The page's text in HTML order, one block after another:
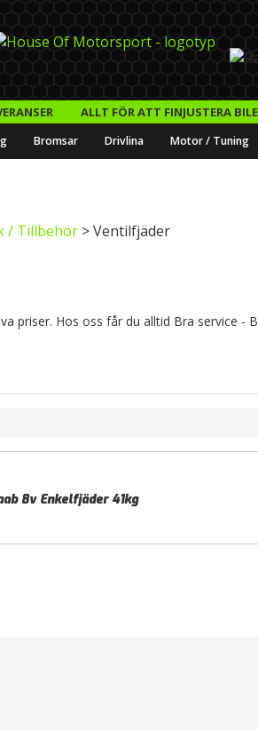
ALLT FÖR ATT FINJUSTERA
Bromsar Drivlina Motor / Tuning
/ Tillbehör > Ventilfjäder
Hos oss får du alltid Bra service -
8v Enkelfjäder 41kg